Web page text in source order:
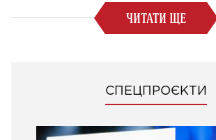
ЧИТАТИ ЩЕ
СПЕЦПРОЄКТИ